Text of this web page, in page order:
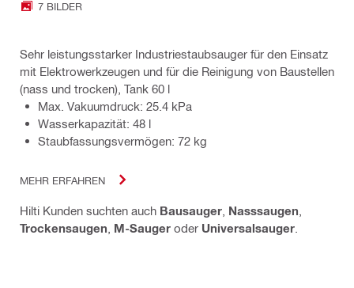
7 BILDER
Sehr leistungsstarker Industriestaubsauger für den Einsatz
mit Elektrowerkzeugen und für die Reinigung von Baustellen
(nass und trocken), Tank 60 l
Max. Vakuumdruck: 25.4 kPa
Wasserkapazität: 48 l
Staubfassungsvermögen: 72 kg
MEHR ERFAHREN
Hilti Kunden suchten auch Bausauger Nasssaugen
Trockensaugen M-Sauger oder Universalsauger